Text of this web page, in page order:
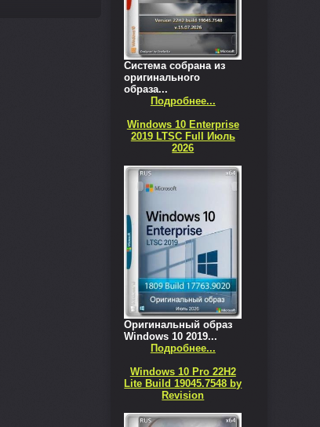
Система собрана из
оригинального
образа...
Подробнее...
Windows 10 Enterprise
2019 LTSC Full Июль
2026
Оригинальный образ
Windows 10 2019...
Подробнее...
Windows 10 Pro 22H2
Lite Build 19045.7548 by
Revision